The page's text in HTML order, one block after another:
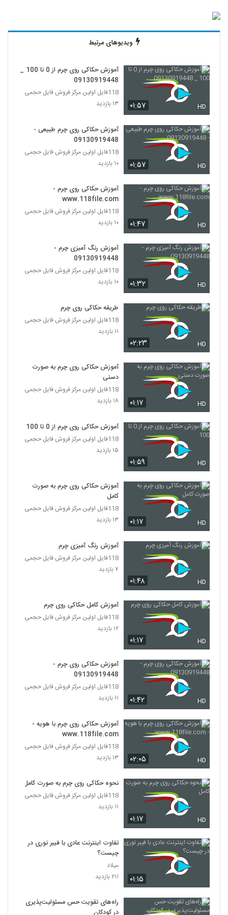
ویدیوهای مرتبط
۰۱:۵۷ HD
آموزش حکاکی روی چرم از 0 تا 100 _
09130919448
118فایل اولین مرکز فروش فایل حجمی
۱۳ بازدید
۰۱:۵۷ HD
آموزش حکاکی روی چرم طبیعی -
09130919448
118فایل اولین مرکز فروش فایل حجمی
۱۰ بازدید
۰۱:۴۷ HD
آموزش حکاکی روی چرم -
www.118file.com
118فایل اولین مرکز فروش فایل حجمی
۱۰ بازدید
۰۱:۳۲ HD
آموزش رنگ آمیزی چرم -
09130919448
118فایل اولین مرکز فروش فایل حجمی
۱۰ بازدید
۰۲:۲۳ HD
طریقه حکاکی روی چرم
118فایل اولین مرکز فروش فایل حجمی
۱۱ بازدید
۰۱:۱۷ HD
آموزش حکاکی روی چرم به صورت
دستی
118فایل اولین مرکز فروش فایل حجمی
۱۸ بازدید
۰۱:۵۹ HD
آموزش حکاکی روی چرم از 0 تا 100
118فایل اولین مرکز فروش فایل حجمی
۱۵ بازدید
۰۱:۱۷ HD
آموزش حکاکی روی چرم به صورت
کامل
118فایل اولین مرکز فروش فایل حجمی
۱۳ بازدید
۰۱:۴۸ HD
آموزش رنگ آمیزی چرم
118فایل اولین مرکز فروش فایل حجمی
۷ بازدید
۰۱:۱۷ HD
آموزش کامل حکاکی روی چرم
118فایل اولین مرکز فروش فایل حجمی
۱۲ بازدید
۰۱:۴۲ HD
آموزش حکاکی روی چرم -
09130919448
118فایل اولین مرکز فروش فایل حجمی
۱۱ بازدید
۰۲:۰۵ HD
آموزش حکاکی روی چرم با هویه -
www.118file.com
118فایل اولین مرکز فروش فایل حجمی
۱۳ بازدید
۰۱:۱۷ HD
نحوه حکاکی روی چرم به صورت کامل
118فایل اولین مرکز فروش فایل حجمی
۱۱ بازدید
۰۱:۱۵
تفاوت اینترنت عادی با فیبر نوری در
چیست؟
میلاد
۲۱۱ بازدید
راه‌های تقویت حس مسئولیت‌پذیری
در کودکان